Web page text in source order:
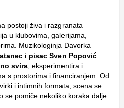
postoji živa i razgranata
u klubovima, galerijama,
Muzikologinja Davorka
i pisac Sven Popović
svira , eksperimentira i
s prostorima i financiranjem. Od
i intimnih formata, scena se
se pomiče nekoliko koraka dalje